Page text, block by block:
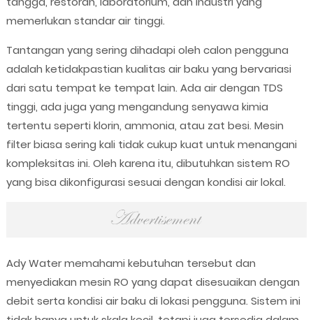
memerlukan standar air tinggi.
Tantangan yang sering dihadapi oleh calon pengguna
adalah ketidakpastian kualitas air baku yang bervariasi
dari satu tempat ke tempat lain. Ada air dengan TDS
tinggi, ada juga yang mengandung senyawa kimia
tertentu seperti klorin, ammonia, atau zat besi. Mesin
filter biasa sering kali tidak cukup kuat untuk menangani
kompleksitas ini. Oleh karena itu, dibutuhkan sistem RO
yang bisa dikonfigurasi sesuai dengan kondisi air lokal.
Ady Water memahami kebutuhan tersebut dan
menyediakan mesin RO yang dapat disesuaikan dengan
debit serta kondisi air baku di lokasi pengguna. Sistem ini